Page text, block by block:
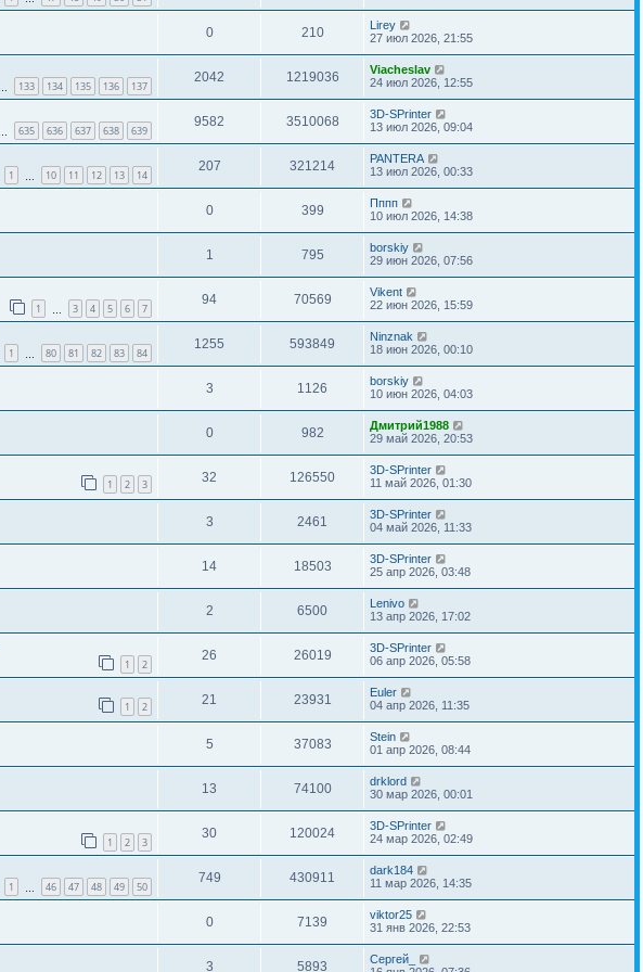
0 210
Lirey
27 июл 2026, 21:55
133 134 135 136 137
2042 1219036
Viacheslav
24 июл 2026, 12:55
635 636 637 638 639
9582 3510068
3D-SPrinter
13 июл 2026, 09:04
1 10 11 12 13 14
207 321214
PANTERA
13 июл 2026, 00:33
0 399
Пппп
10 июл 2026, 14:38
1 795
borskiy
29 июн 2026, 07:56
1 3 4 5 6 7
94 70569
Vikent
22 июн 2026, 15:59
1 80 81 82 83 84
1255 593849
Ninznak
18 июн 2026, 00:10
3 1126
borskiy
10 июн 2026, 04:03
0 982
Дмитрий1988
29 май 2026, 20:53
1 2 3
32 126550
3D-SPrinter
11 май 2026, 01:30
3 2461
3D-SPrinter
04 май 2026, 11:33
14 18503
3D-SPrinter
25 апр 2026, 03:48
2 6500
Lenivo
13 апр 2026, 17:02
1 2
26 26019
3D-SPrinter
06 апр 2026, 05:58
1 2
21 23931
Euler
04 апр 2026, 11:35
5 37083
Stein
01 апр 2026, 08:44
13 74100
drklord
30 мар 2026, 00:01
1 2 3
30 120024
3D-SPrinter
24 мар 2026, 02:49
1 46 47 48 49 50
749 430911
dark184
11 мар 2026, 14:35
0 7139
viktor25
31 янв 2026, 22:53
3 5893
Сергей_